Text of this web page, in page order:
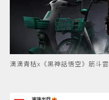
滴滴青桔x《黑神話悟空》筋斗